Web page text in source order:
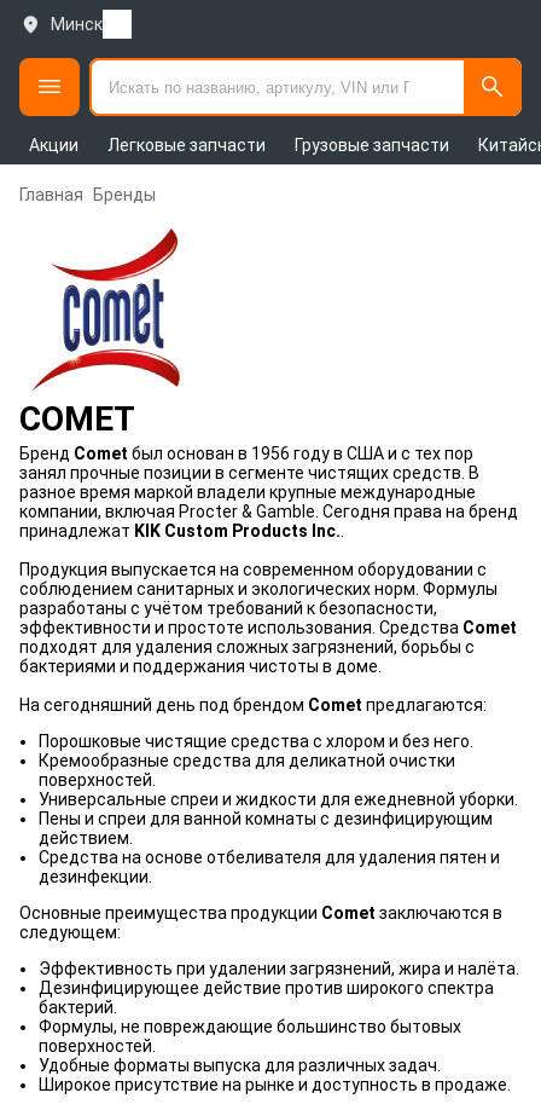
Минск
Акции Легковые запчасти Грузовые запчасти
Главная Бренды
COMET
Бренд Comet был основан в 1956 году в США и с тех пор
занял прочные позиции в сегменте чистящих средств. В
разное время маркой владели крупные международные
компании, включая Procter & Gamble. Сегодня права на бренд
принадлежат KIK Custom Products Inc.
Продукция выпускается на современном оборудовании с
соблюдением санитарных и экологических норм. Формулы
разработаны с учётом требований к безопасности,
эффективности и простоте использования. Средства Comet
подходят для удаления сложных загрязнений, борьбы с
бактериями и поддержания чистоты в доме.
На сегодняшний день под брендом Comet предлагаются:
Порошковые чистящие средства с хлором и без него.
Кремообразные средства для деликатной очистки
поверхностей.
Универсальные спреи и жидкости для ежедневной уборки.
Пены и спреи для ванной комнаты с дезинфицирующим
действием.
Средства на основе отбеливателя для удаления пятен и
дезинфекции.
Основные преимущества продукции Comet заключаются в
следующем:
Эффективность при удалении загрязнений, жира и налёта.
Дезинфицирующее действие против широкого спектра
бактерий.
Формулы, не повреждающие большинство бытовых
поверхностей.
Удобные форматы выпуска для различных задач.
Широкое присутствие на рынке и доступность в продаже.